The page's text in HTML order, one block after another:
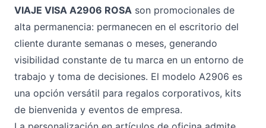
VIAJE VISA A2906 ROSA son promocionales de
alta permanencia: permanecen en el escritorio del
cliente durante semanas o meses, generando
visibilidad constante de tu marca en un entorno de
trabajo y toma de decisiones. El modelo A2906 es
una opción versátil para regalos corporativos, kits
de bienvenida y eventos de empresa.